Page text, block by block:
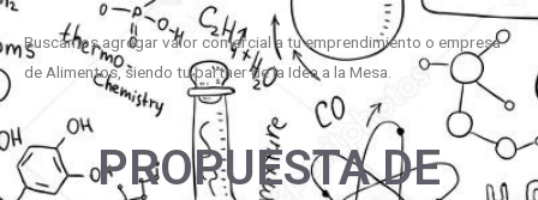
Buscamos agregar valor comercial a tu emprendimiento o empresa
de Alimentos, siendo tu partner de la Idea a la Mesa.
PROPUESTA DE